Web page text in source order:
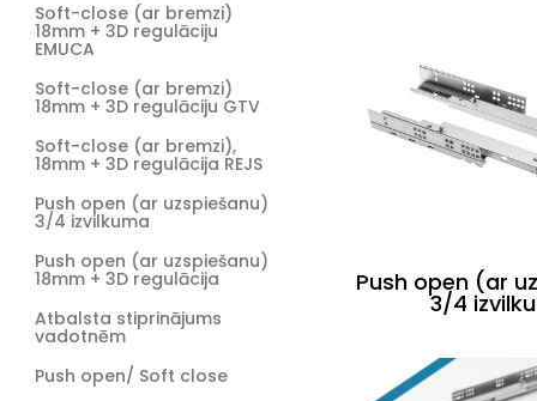
Soft-close (ar bremzi)
18mm + 3D regulāciju
EMUCA
Soft-close (ar bremzi)
18mm + 3D regulāciju GTV
Soft-close (ar bremzi),
18mm + 3D regulācija REJS
Push open (ar uzspiešanu)
3/4 izvilkuma
Push open (ar uzspiešanu)
18mm + 3D regulācija
Atbalsta stiprinājums
vadotnēm
Push open/ Soft close
Push open (ar
3/4